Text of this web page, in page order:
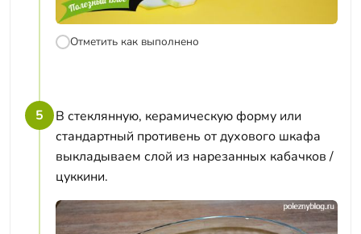
Отметить как выполнено
5
В стеклянную, керамическую форму или
стандартный противень от духового шкафа
выкладываем слой из нарезанных кабачков /
цуккини.